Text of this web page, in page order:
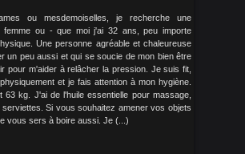
ou mesdemoiselles, je recherche une
femme ou - que moi j'ai 32 ans, peu importe
Une personne agréable et chaleureuse
un peu aussi et qui se soucie de mon bien être
pour m'aider à relâcher la pression. Je suis fit,
et je fais attention à mon hygiène.
63 kg. J'ai de l'huile essentielle pour massage,
Si vous souhaitez amener vos objets
vous sers à boire aussi. Je (...)